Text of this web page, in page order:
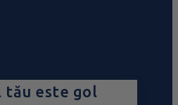
tău este gol